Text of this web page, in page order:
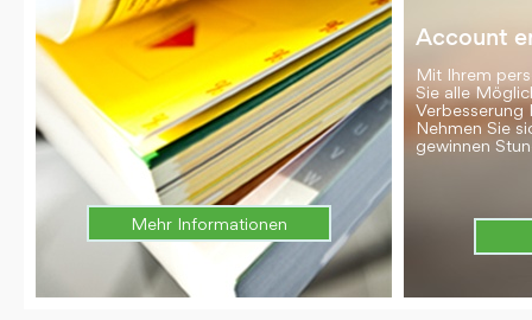
Mehr Informationen
Account
Mit Ihrem
Sie alle
Verbesserung
Nehmen Sie
gewinnen